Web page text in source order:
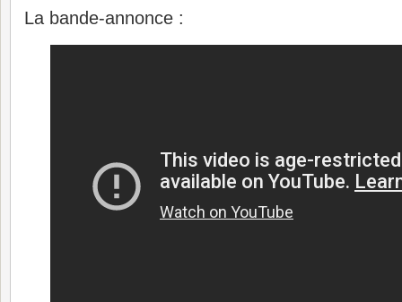
La bande-annonce :